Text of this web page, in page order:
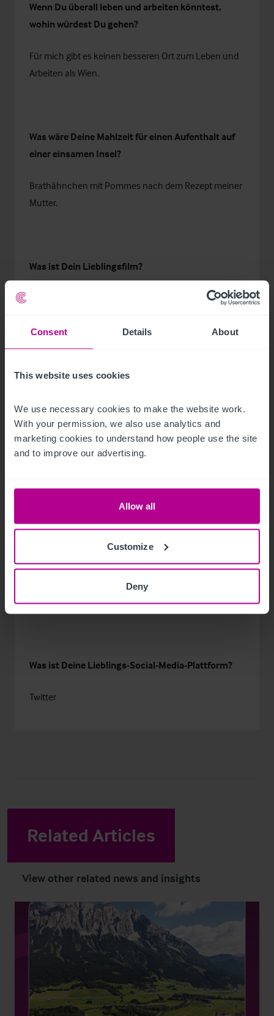
Consent Details About
This website uses cookies
We use necessary cookies to make the website work.
With your permission, we also use analytics and
marketing cookies to understand how people use the site
and to improve our advertising.
Allow all
Customize
Deny
Wenn Du überall leben und arbeiten könntest,
wohin würdest Du gehen?
Für mich gibt es keinen besseren Ort zum Leben und
Arbeiten als Wien.
Was wäre Deine Mahlzeit für einen Aufenthalt auf
einer einsamen Insel?
Brathähnchen mit Pommes nach dem Rezept meiner
Mutter.
Was ist Dein Lieblingsfilm?
Was ist Deine größte Angst?
Von einem Hai gebissen zu werden. Irrational, ich
Welches Nachrichtenmedium nutzt Du?
Der Standard
Was ist Deine Lieblings-Social-Media-Plattform?
Twitter
Related Articles
View other related news and insights